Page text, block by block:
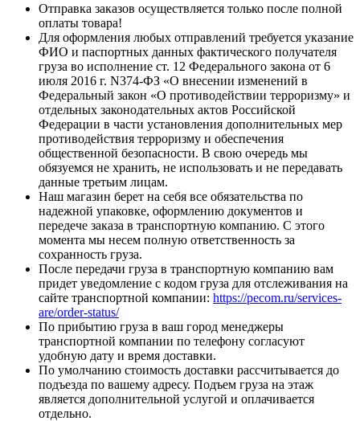
Отправка заказов осуществляется только после полной
оплаты товара!
Для оформления любых отправлений требуется указание
ФИО и паспортных данных фактического получателя
груза во исполнение ст. 12 Федерального закона от 6
июля 2016 г. N374-ФЗ «О внесении изменений в
Федеральный закон «О противодействии терроризму» и
отдельных законодательных актов Российской
Федерации в части установления дополнительных мер
противодействия терроризму и обеспечения
общественной безопасности. В свою очередь мы
обязуемся не хранить, не использовать и не передавать
данные третьим лицам.
Наш магазин берет на себя все обязательства по
надежной упаковке, оформлению документов и
передече заказа в транспортную компанию. С этого
момента мы несем полную ответственность за
сохранность груза.
После передачи груза в транспортную компанию вам
придет уведомление с кодом груза для отслеживания на
сайте транспортной компании: https://pecom.ru/services-
are/order-status/
По прибытию груза в ваш город менеджеры
транспортной компании по телефону согласуют
удобную дату и время доставки.
По умолчанию стоимость доставки рассчитывается до
подъезда по вашему адресу. Подъем груза на этаж
является дополнительной услугой и оплачивается
отдельно.